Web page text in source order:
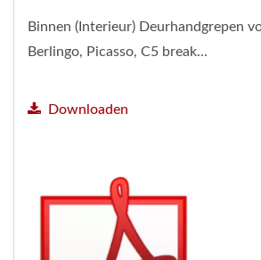
Binnen (Interieur) Deurhandgrepen
Berlingo, Picasso, C5 break...
Downloaden